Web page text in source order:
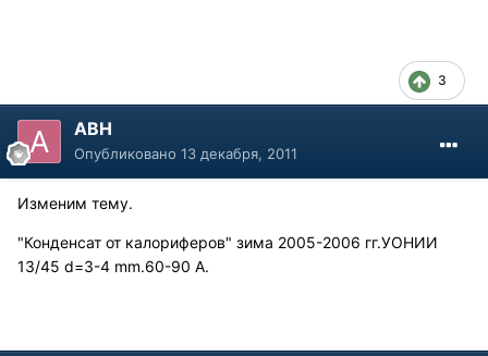
3
АВН
Опубликовано 13 декабря, 2011
Изменим тему.
"Конденсат от калориферов" зима 2005-2006 гг.УОНИИ
13/45 d=3-4 mm.60-90 A.